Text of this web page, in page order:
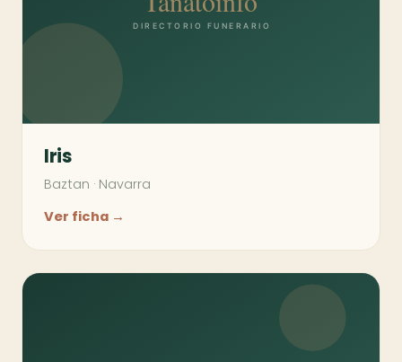
Iris
Baztan · Navarra
Ver ficha →